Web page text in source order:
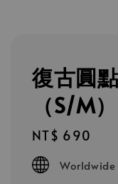
復古圓
（S/M
Regular
price
NT$ 690